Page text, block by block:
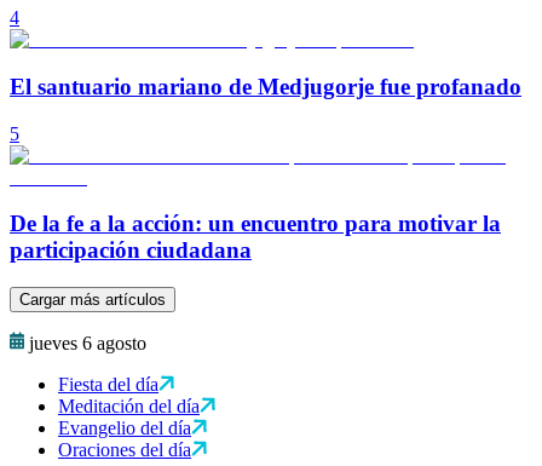
4
El santuario mariano de Medjugorje fue profanado
5
De la fe a la acción: un encuentro para motivar la
participación ciudadana
Cargar más artículos
jueves 6 agosto
Fiesta del día
Meditación del día
Evangelio del día
Oraciones del día